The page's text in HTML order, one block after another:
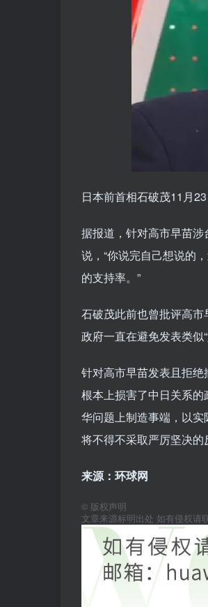
日本前首相石破茂11月
据报道，针对高市早苗
说，“你说完自己想说的
的支持率。”
石破茂此前也曾批评高
政府一直在避免发表类似
针对高市早苗发表且拒
根本上损害了中日关系
华问题上制造事端，以
将不得不采取严厉坚决
来源：环球网
© 版权声明
文章来源标明出处 如有侵权请